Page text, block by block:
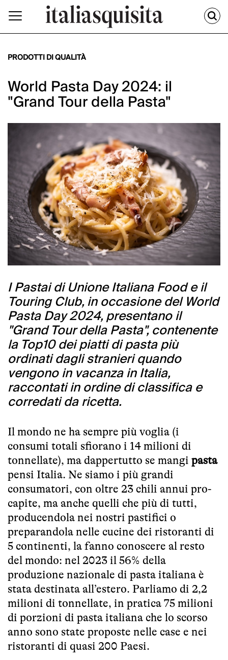
PRODOTTI DI QUALITÀ
World Pasta Day 2024: il
"Grand Tour della Pasta"
I Pastai di Unione Italiana Food e il
Touring Club, in occasione del World
Pasta Day 2024, presentano il
"Grand Tour della Pasta", contenente
la Top10 dei piatti di pasta più
ordinati dagli stranieri quando
vengono in vacanza in Italia,
raccontati in ordine di classifica e
corredati da ricetta.
Il mondo ne ha sempre più voglia (i
consumi totali sfiorano i 14 milioni di
tonnellate), ma dappertutto se mangi pasta
pensi Italia. Ne siamo i più grandi
consumatori, con oltre 23 chili annui pro-
capite, ma anche quelli che più di tutti,
producendola nei nostri pastifici o
preparandola nelle cucine dei ristoranti di
5 continenti, la fanno conoscere al resto
del mondo: nel 2023 il 56% della
produzione nazionale di pasta italiana è
stata destinata all’estero. Parliamo di 2,2
milioni di tonnellate, in pratica 75 milioni
di porzioni di pasta italiana che lo scorso
anno sono state proposte nelle case e nei
ristoranti di quasi 200 Paesi.